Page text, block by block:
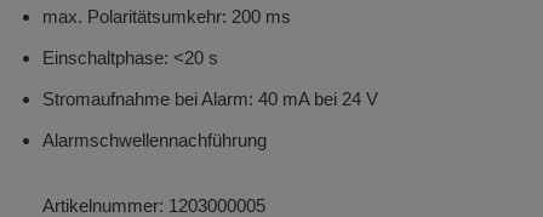
max. Polaritätsumkehr: 200 ms
Einschaltphase: <20 s
Stromaufnahme bei Alarm: 40 mA bei 24 V
Alarmschwellennachführung
Artikelnummer: 1203000005